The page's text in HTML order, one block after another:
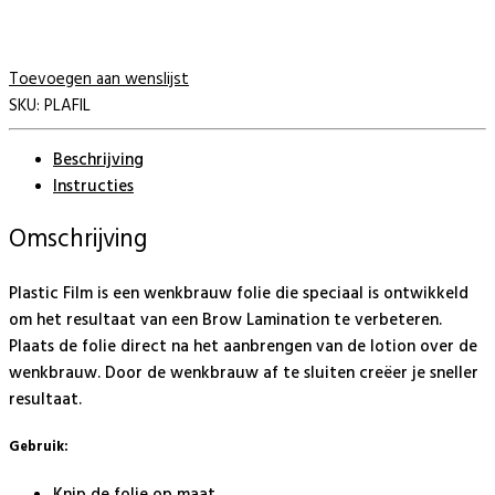
Toevoegen aan wenslijst
SKU: PLAFIL
Beschrijving
Instructies
Omschrijving
Plastic Film is een wenkbrauw folie die speciaal is ontwikkeld
om het resultaat van een Brow Lamination te verbeteren.
Plaats de folie direct na het aanbrengen van de lotion over de
wenkbrauw. Door de wenkbrauw af te sluiten creëer je sneller
resultaat.
Gebruik: